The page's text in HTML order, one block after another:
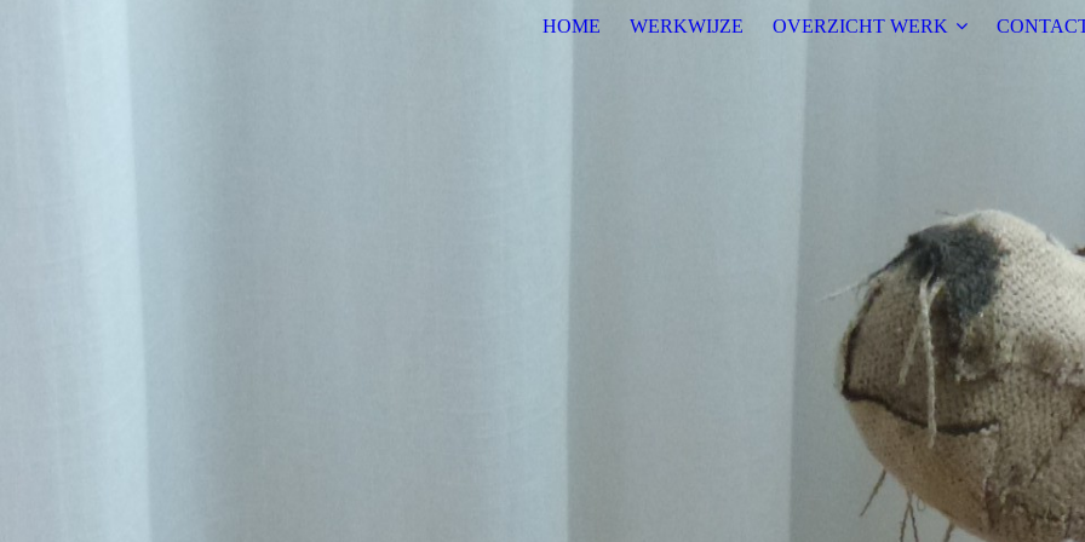
HOME WERKWIJZE OVERZICHT WERK